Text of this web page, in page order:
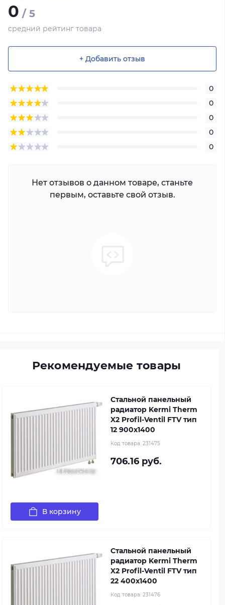
0 / 5
средний рейтинг товара
+ Добавить отзыв
0
0
0
0
0
Нет отзывов о данном товаре, станьте
первым, оставьте свой отзыв.
Рекомендуемые товары
Стальной панельный
радиатор Kermi Therm
X2 Profil-Ventil FTV тип
12 900x1400
Код товара: 231475
706.16 руб.
В корзину
Стальной панельный
радиатор Kermi Therm
X2 Profil-Ventil FTV тип
22 400x1400
Код товара: 231476